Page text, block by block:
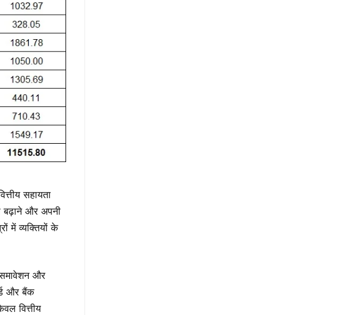
सहायता
बढ़ाने और अपनी
में व्यक्तियों के
समावेशन और
और बैंक
वित्तीय